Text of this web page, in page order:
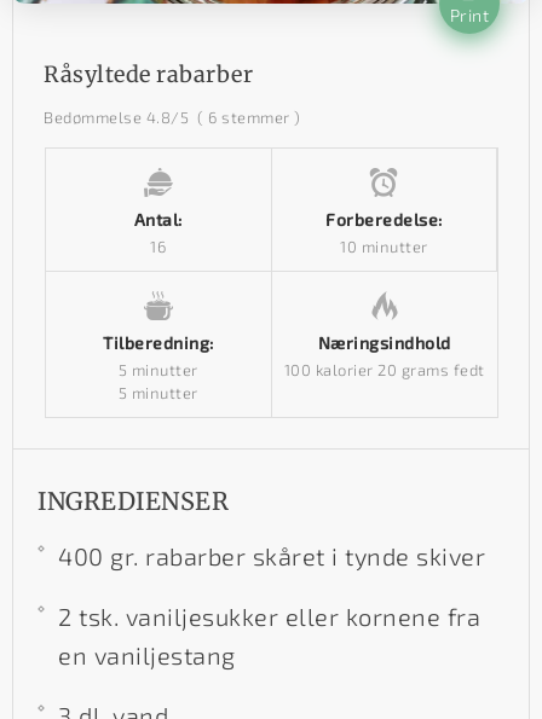
Print
Råsyltede rabarber
Bedømmelse 4.8/5 ( 6 stemmer )
Antal:
16
Forberedelse:
10 minutter
Tilberedning:
5 minutter
5 minutter
Næringsindhold
100 kalorier 20 grams fedt
INGREDIENSER
400 gr. rabarber skåret i tynde skiver
2 tsk. vaniljesukker eller kornene fra
en vaniljestang